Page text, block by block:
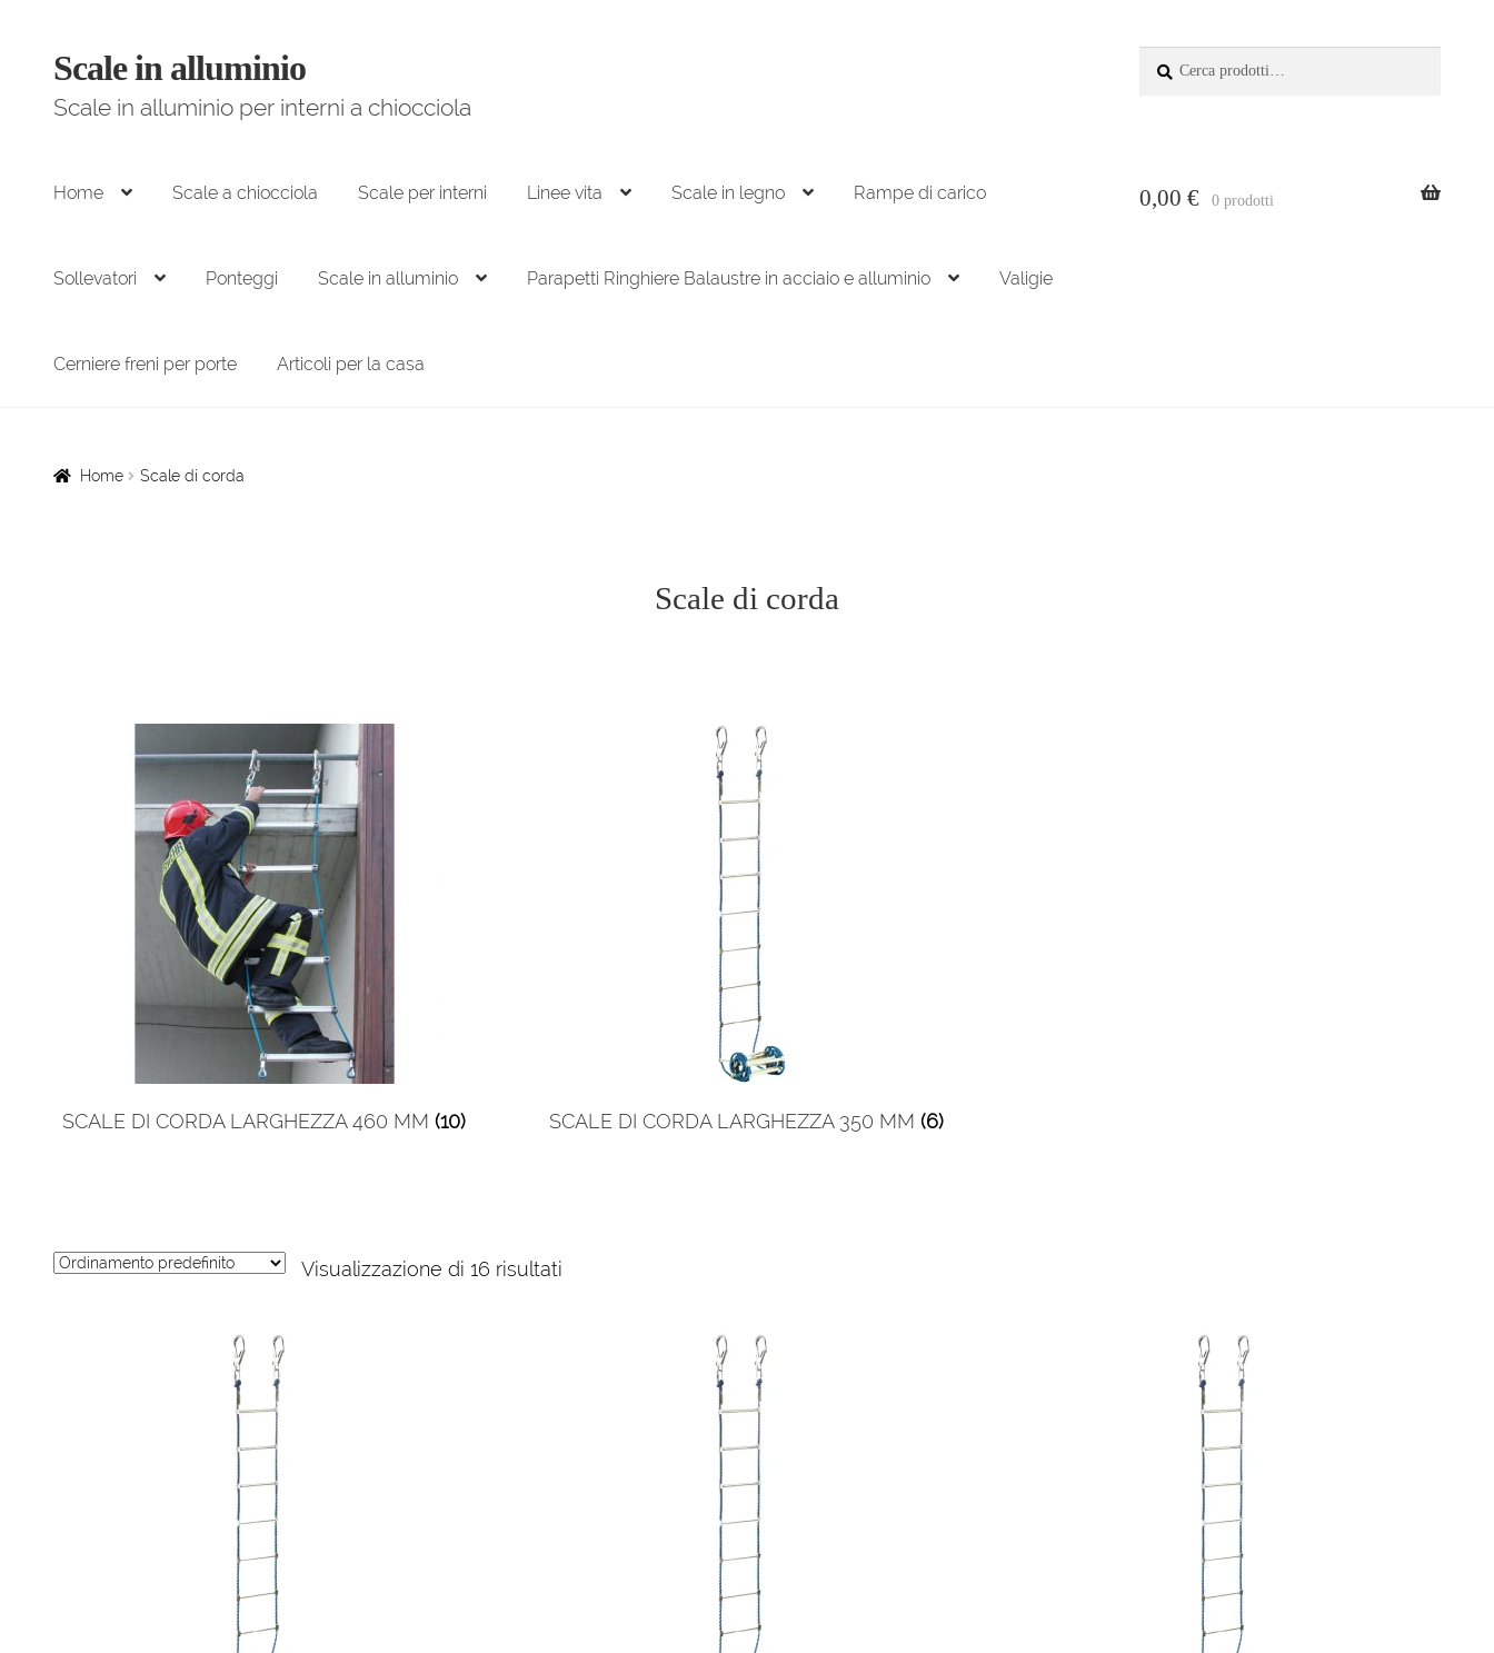
Vai
navigazione
Vai
contenuto
Scale in alluminio
Scale in alluminio per interni a chiocciola
Home Scale a chiocciola Scale per interni Linee vita Scale in legno Rampe di carico
Sollevatori Ponteggi Scale in alluminio Parapetti Ringhiere Balaustre in acciaio e alluminio Valigie
Cerniere freni per porte Articoli per la casa
0,00 € 0 prodotti
Home Scale di corda
Scale di corda
SCALE DI CORDA LARGHEZZA 460 MM(10) SCALE DI CORDA LARGHEZZA 350 MM(6)
Visualizzazione di 16 risultati